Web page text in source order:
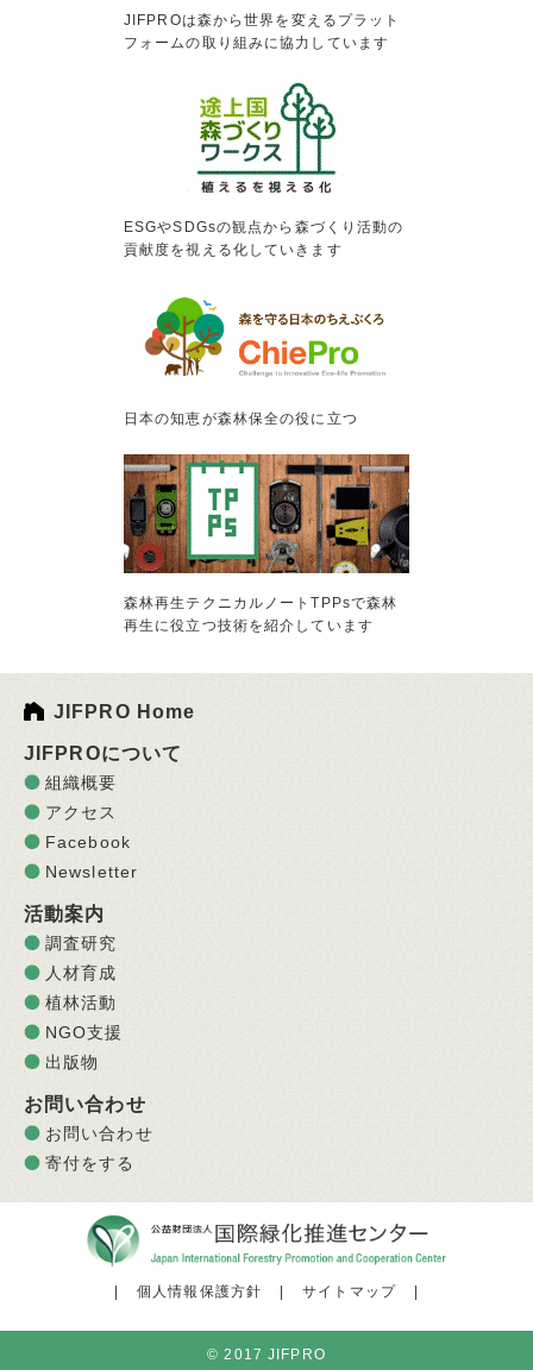
JIFPROは森から世界を変えるプラット
フォームの取り組みに協力しています
ESGやSDGsの観点から森づくり活動の
貢献度を視える化していきます
日本の知恵が森林保全の役に立つ
森林再生テクニカルノートTPPsで森林
再生に役立つ技術を紹介しています
JIFPRO Home
JIFPROについて
組織概要
アクセス
Facebook
Newsletter
活動案内
調査研究
人材育成
植林活動
NGO支援
出版物
お問い合わせ
お問い合わせ
寄付をする
個人情報保護方針 サイトマップ
© 2017 JIFPRO